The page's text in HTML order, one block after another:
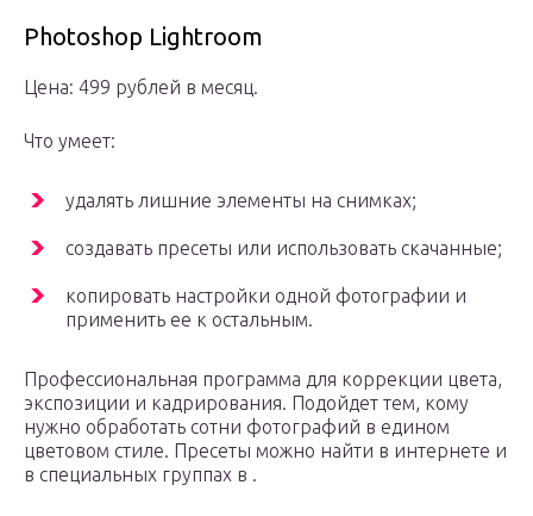
Photoshop Lightroom
Цена: 499 рублей в месяц.
Что умеет:
удалять лишние элементы на снимках;
создавать пресеты или использовать скачанные;
копировать настройки одной фотографии и
применить ее к остальным.
Профессиональная программа для коррекции цвета,
экспозиции и кадрирования. Подойдет тем, кому
нужно обработать сотни фотографий в едином
цветовом стиле. Пресеты можно найти в интернете и
в специальных группах в .